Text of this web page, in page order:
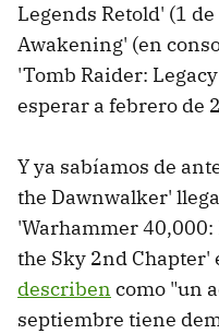
Legends Retold' (1
Awakening' (en
'Tomb Raider:
esperar a febrero de
Y ya sabíamos de
the Dawnwalker'
'Warhammer
the Sky 2nd Chapter'
describen como "un
septiembre tiene